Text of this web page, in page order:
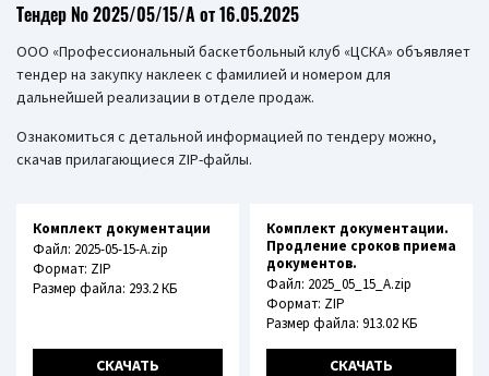
Тендер № 2025/05/15/А от 16.05.2025
ООО «Профессиональный баскетбольный клуб «ЦСКА» объявляет
тендер на закупку наклеек с фамилией и номером для
дальнейшей реализации в отделе продаж.
Ознакомиться с детальной информацией по тендеру можно,
скачав прилагающиеся ZIP-файлы.
Комплект документации
Файл: 2025-05-15-A.zip
Формат: ZIP
Размер файла: 293.2 КБ
СКАЧАТЬ
Комплект документации.
Продление сроков приема
документов.
Файл: 2025_05_15_A.zip
Формат: ZIP
Размер файла: 913.02 КБ
СКАЧАТЬ